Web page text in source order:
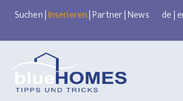
Suchen|Inserieren|Partner|News de|